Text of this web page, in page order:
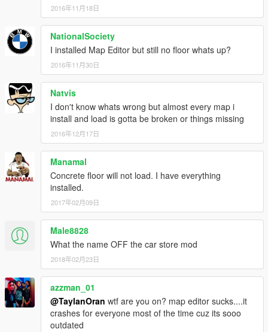
2016年11月18日
NationalSociety
I installed Map Editor but still no floor whats up?
2016年11月30日
Natvis
I don't know whats wrong but almost every map i
install and load is gotta be broken or things missing
2016年12月17日
Manamal
Concrete floor will not load. I have everything
installed.
2017年02月09日
Male8828
What the name OFF the car store mod
2018年02月23日
azzman_01
@TaylanOran wtf are you on? map editor sucks....it
crashes for everyone most of the time cuz its sooo
outdated